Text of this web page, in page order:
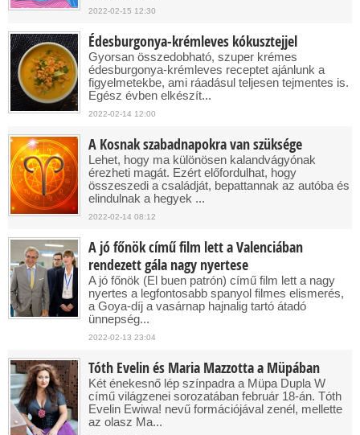
2022-02-15 12:30
Édesburgonya-krémleves kókusztejjel
Gyorsan összedobható, szuper krémes
édesburgonya-krémleves receptet ajánlunk a
figyelmetekbe, ami ráadásul teljesen tejmentes is.
Egész évben elkészít...
2022-02-14 12:00
A Kosnak szabadnapokra van szüksége
Lehet, hogy ma különösen kalandvágyónak
érezheti magát. Ezért előfordulhat, hogy
összeszedi a családját, bepattannak az autóba és
elindulnak a hegyek ...
2022-02-14 08:12
A jó főnök című film lett a Valenciában
rendezett gála nagy nyertese
A jó főnök (El buen patrón) című film lett a nagy
nyertes a legfontosabb spanyol filmes elismerés,
a Goya-díj a vasárnap hajnalig tartó átadó
ünnepség...
2022-02-13 23:04
Tóth Evelin és Maria Mazzotta a Müpában
Két énekesnő lép színpadra a Müpa Dupla W
című világzenei sorozatában február 18-án. Tóth
Evelin Ewiwa! nevű formációjával zenél, mellette
az olasz Ma...